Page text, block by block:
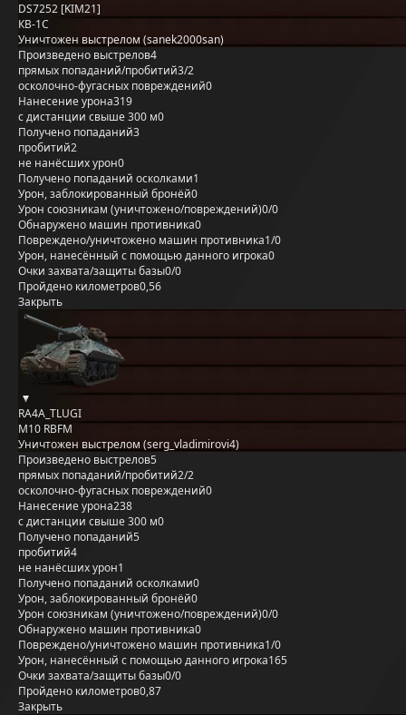
DS7252 [KIM21]
КВ-1С
Уничтожен выстрелом (sanek2000san)
Произведено выстрелов4
прямых попаданий/пробитий3/2
осколочно-фугасных повреждений0
Нанесение урона319
с дистанции свыше 300 м0
Получено попаданий3
пробитий2
не нанёсших урон0
Получено попаданий осколками1
Урон, заблокированный бронёй0
Урон союзникам (уничтожено/повреждений)0/0
Обнаружено машин противника0
Повреждено/уничтожено машин противника1/0
Урон, нанесённый с помощью данного игрока0
Очки захвата/защиты базы0/0
Пройдено километров0,56
Закрыть
RA4A_TLUGI
M10 RBFM
Уничтожен выстрелом (serg_vladimirovi4)
Произведено выстрелов5
прямых попаданий/пробитий2/2
осколочно-фугасных повреждений0
Нанесение урона238
с дистанции свыше 300 м0
Получено попаданий5
пробитий4
не нанёсших урон1
Получено попаданий осколками0
Урон, заблокированный бронёй0
Урон союзникам (уничтожено/повреждений)0/0
Обнаружено машин противника0
Повреждено/уничтожено машин противника1/0
Урон, нанесённый с помощью данного игрока165
Очки захвата/защиты базы0/0
Пройдено километров0,87
Закрыть